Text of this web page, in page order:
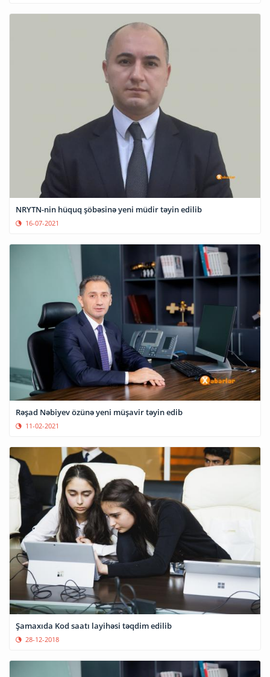
NRYTN-nin hüquq şöbəsinə yeni müdir təyin edilib
16-07-2021
Rəşad Nəbiyev özünə yeni müşavir təyin edib
11-02-2021
Şamaxıda Kod saatı layihəsi təqdim edilib
28-12-2018